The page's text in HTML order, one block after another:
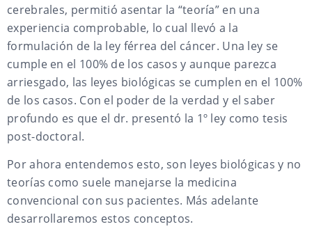
cerebrales, permitió asentar la “teoría” en una
experiencia comprobable, lo cual llevó a la
formulación de la ley férrea del cáncer. Una ley se
cumple en el 100% de los casos y aunque parezca
arriesgado, las leyes biológicas se cumplen en el 100%
de los casos. Con el poder de la verdad y el saber
profundo es que el dr. presentó la 1º ley como tesis
post-doctoral.
Por ahora entendemos esto, son leyes biológicas y no
teorías como suele manejarse la medicina
convencional con sus pacientes. Más adelante
desarrollaremos estos conceptos.